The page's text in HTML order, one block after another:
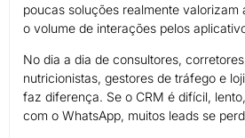
poucas soluções realmente valorizam
o volume de interações pelos
No dia a dia de consultores,
nutricionistas, gestores de tráfego e
faz diferença. Se o CRM é difícil,
com o WhatsApp, muitos leads se